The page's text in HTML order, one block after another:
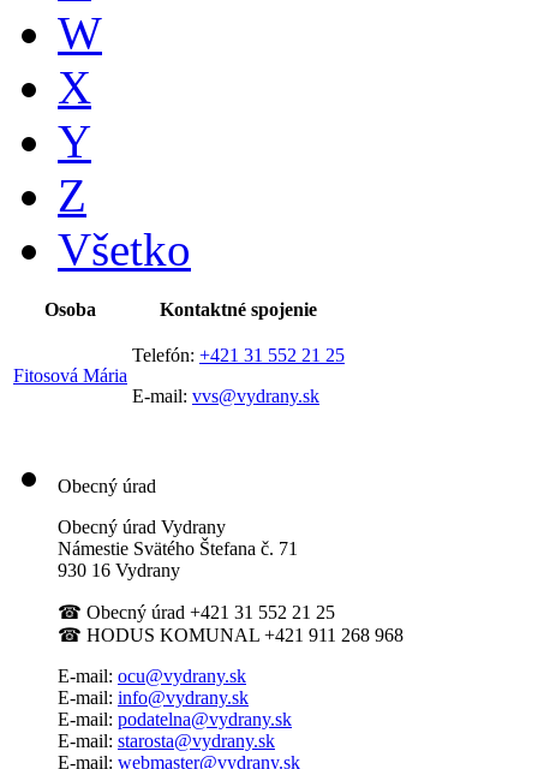
W
X
Y
Z
Všetko
Osoba Kontaktné spojenie
Fitosová Mária
Telefón: +421 31 552 21 25
E-mail: vvs@vydrany.sk
Obecný úrad
Obecný úrad Vydrany
Námestie Svätého Štefana č. 71
930 16 Vydrany
☎ Obecný úrad +421 31 552 21 25
☎ HODUS KOMUNAL +421 911 268 968
E-mail: ocu@vydrany.sk
E-mail: info@vydrany.sk
E-mail: podatelna@vydrany.sk
E-mail: starosta@vydrany.sk
E-mail: webmaster@vydrany.sk